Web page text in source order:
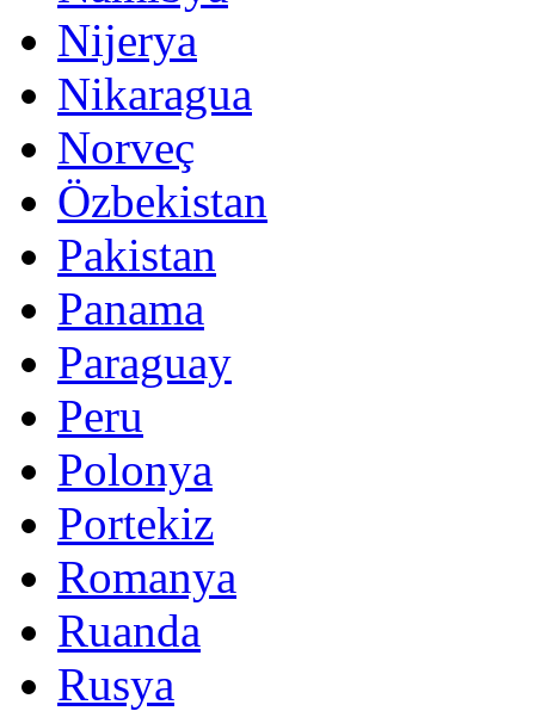
Nijerya
Nikaragua
Norveç
Özbekistan
Pakistan
Panama
Paraguay
Peru
Polonya
Portekiz
Romanya
Ruanda
Rusya